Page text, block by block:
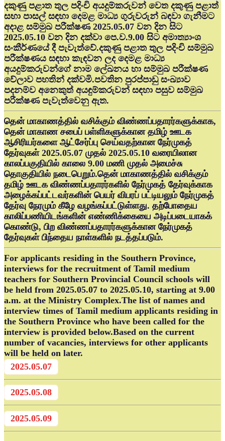
දකුණු පළාත තුල පදිංචි අයදුම්කරුවන් වෙත දකුණු පළාත්
සභා පාසල් සඳහා දෙමළ මාධ්‍ය ගුරුවරුන් බඳවා ගැනීමට
අදාළ සම්මුඛ පරීක්ෂණ 2025.05.07 වන දින සිට
2025.05.10 වන දින දක්වා පෙ.ව.9.00 සිට අමාත්‍යාංශ
සංකීර්ණයේ දී පැවැත්වේ.දකුණු පළාත තුල පදිංචි සම්මුඛ
පරීක්ෂණය සඳහා කැඳවන ලද දෙමළ මාධ්‍ය
අයදුම්කරුවන්ගේ නාම ලේඛනය හා සම්මුඛ පරීක්ෂණ
වේලාව පහතින් දක්වමි.පවතින පුරප්පාඩු සංඛ්‍යාව
පදනම්ව අනෙකුත් අයඳුම්කරුවන් සඳහා පසුව සම්මුඛ
පරීක්ෂණ පැවැත්වෙනු ඇත.
தென் மாகாணத்தில் வசிக்கும் விண்ணப்பதாரர்களுக்காக,
தென் மாகாண சபைப் பள்ளிகளுக்கான தமிழ் ஊடக
ஆசிரியர்களை ஆட்சேர்ப்பு செய்வதற்கான நேர்முகத்
தேர்வுகள் 2025.05.07 முதல் 2025.05.10 வரையிலான
காலப்பகுதியில் காலை 9.00 மணி முதல் அமைச்சு
தொகுதியில் நடைபெறும்.தென் மாகாணத்தில் வசிக்கும்
தமிழ் ஊடக விண்ணப்பதாரர்களில் நேர்முகத் தேர்வுக்காக
அழைக்கப்பட்டவர்களின் பெயர் விபரப் பட்டியலும் நேர்முகத்
தேர்வு நேரமும் கீழே வழங்கப்பட்டுள்ளது. தற்போதைய
காலிப்பணியிடங்களின் எண்ணிக்கையை அடிப்படையாகக்
கொண்டு, பிற விண்ணப்பதாரர்களுக்கான நேர்முகத்
தேர்வுகள் பிந்தைய நாள்களில் நடத்தப்படும்.
For applicants residing in the Southern Province,
interviews for the recruitment of Tamil medium
teachers for Southern Provincial Council schools will
be held from 2025.05.07 to 2025.05.10, starting at 9.00
a.m. at the Ministry Complex.The list of names and
interview times of Tamil medium applicants residing in
the Southern Province who have been called for the
interview is provided below.Based on the current
number of vacancies, interviews for other applicants
will be held on later.
2025.05.07
2025.05.08
2025.05.09